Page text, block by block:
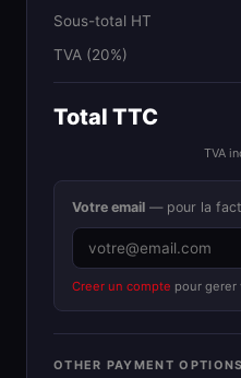
Sous-total HT
TVA (20%)
Total TTC
TVA
Votre email — pour la
Creer un compte pour gerer
OTHER PAYMENT